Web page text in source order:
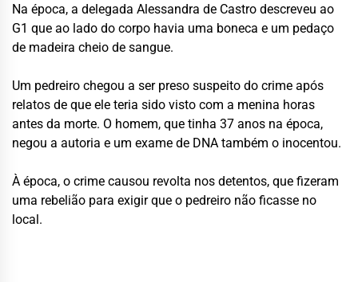
Na época, a delegada Alessandra de Castro descreveu ao
G1 que ao lado do corpo havia uma boneca e um pedaço
de madeira cheio de sangue.
Um pedreiro chegou a ser preso suspeito do crime após
relatos de que ele teria sido visto com a menina horas
antes da morte. O homem, que tinha 37 anos na época,
negou a autoria e um exame de DNA também o inocentou.
À época, o crime causou revolta nos detentos, que fizeram
uma rebelião para exigir que o pedreiro não ficasse no
local.